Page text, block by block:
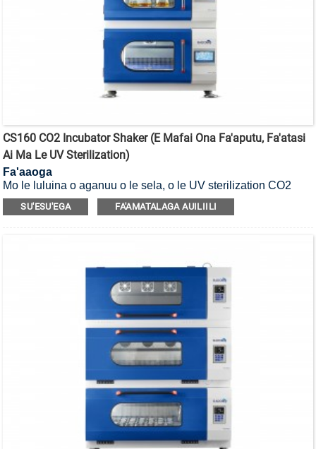
CS160 CO2 Incubator Shaker (E Mafai Ona Fa'aputu, Fa'atasi
Ai Ma Le UV Sterilization)
Fa'aaoga
Mo le luluina o aganuu o le sela, o le UV sterilization CO2
incubator shaker.
SU'ESU'EGA FA'AMATALAGA AUILIILI